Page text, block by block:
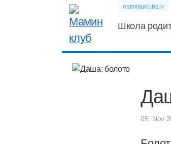
maminuklubs.lv
Школа
05. Nov